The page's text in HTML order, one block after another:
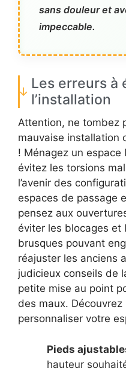
sans douleur et
impeccable.
Les erreurs à
l’installation
Attention, ne tombez
mauvaise installation
! Ménagez un
évitez les torsions
l’avenir des
espaces de passage
pensez aux
éviter les blocages et
brusques pouvant
réajuster les anciens
judicieux conseils de
petite mise au point
des maux.
personnaliser votre
Pieds
hauteur